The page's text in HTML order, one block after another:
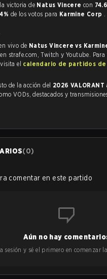
victoria de Natus Vincerecon
de los votos para Karmine Corp .
vivo de Natus Vincere vs
strafe.com, Twitch y Youtube.
el calendario de partidos de
de la acción del 2026
VODs, destacados y
(0)
comentar en este partido
Aún no hay
sesión y sé el primero en comenzar